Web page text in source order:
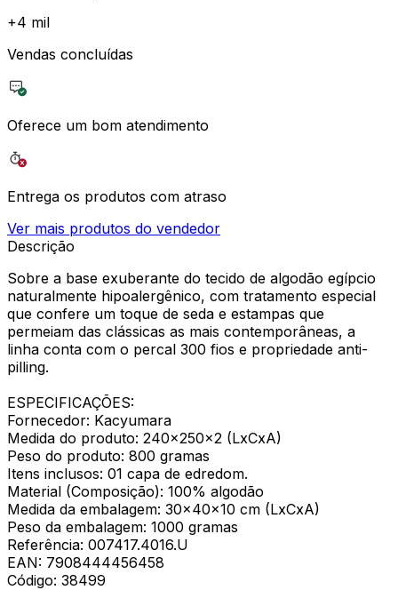
+4 mil
Vendas concluídas
Oferece um bom atendimento
Entrega os produtos com atraso
Ver mais produtos do vendedor
Descrição
Sobre a base exuberante do tecido de algodão egípcio
naturalmente hipoalergênico, com tratamento especial
que confere um toque de seda e estampas que
permeiam das clássicas as mais contemporâneas, a
linha conta com o percal 300 fios e propriedade anti-
pilling.
ESPECIFICAÇÕES:
Fornecedor: Kacyumara
Medida do produto: 240x250x2 (LxCxA)
Peso do produto: 800 gramas
Itens inclusos: 01 capa de edredom.
Material (Composição): 100% algodão
Medida da embalagem: 30x40x10 cm (LxCxA)
Peso da embalagem: 1000 gramas
Referência: 007417.4016.U
EAN: 7908444456458
Código: 38499